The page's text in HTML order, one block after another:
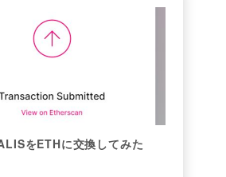
をETHに交換してみた